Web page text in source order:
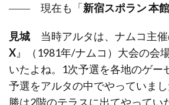
―― 現在も「新宿スポラン 本館
見城 当時アルタは、ナムコ主催
X 』（1981年/ナムコ）大会の会
いたよね。1次予選を各地のゲー
予選をアルタの中でやっていま
勝は2階のテラスに出てやってい